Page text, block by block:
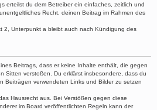
erteilst du dem Betreiber ein einfaches, zeitlich und
Recht, deinen Beitrag im Rahmen des
2, Unterpunkt a bleibt auch nach Kündigung des
Beitrags, dass er keine Inhalte enthält, die gegen
Sitten verstoßen. Du erklärst insbesondere, dass du
Beiträgen verwendeten Links und Bilder zu setzen
Hausrecht aus. Bei Verstößen gegen diese
im Board veröffentlichten Regeln kann der